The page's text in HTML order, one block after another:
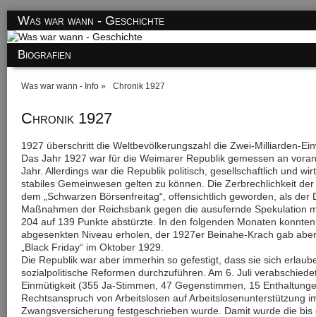
Was war wann - Geschichte
Biografien
Was war wann - Info Chronik 1927
Chronik 1927
1927 überschritt die Weltbevölkerungszahl die Zwei-Milliarden-
Das Jahr 1927 war für die Weimarer Republik gemessen an
Jahr. Allerdings war die Republik politisch, gesellschaftlich und
stabiles Gemeinwesen gelten zu können. Die Zerbrechlichkeit
dem „Schwarzen Börsenfreitag“, offensichtlich geworden, als
Maßnahmen der Reichsbank gegen die ausufernde Spekulation
204 auf 139 Punkte abstürzte. In den folgenden Monaten
abgesenkten Niveau erholen, der 1927er Beinahe-Krach gab
„Black Friday“ im Oktober 1929.
Die Republik war aber immerhin so gefestigt, dass sie sich
sozialpolitische Reformen durchzuführen. Am 6. Juli
Einmütigkeit (355 Ja-Stimmen, 47 Gegenstimmen, 15
Rechtsanspruch von Arbeitslosen auf Arbeitslosenunterstützung
Zwangsversicherung festgeschrieben wurde. Damit wurde die